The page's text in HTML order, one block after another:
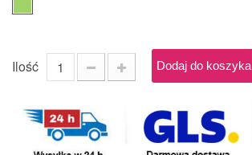
Ilość Dodaj do koszyka